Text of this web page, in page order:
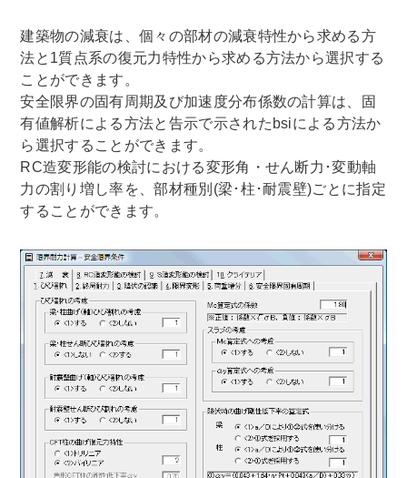
建築物の減衰は、個々の部材の減衰特性から求める方
法と1質点系の復元力特性から求める方法から選択する
ことができます。
安全限界の固有周期及び加速度分布係数の計算は、固
有値解析による方法と告示で示されたbsiによる方法か
ら選択することができます。
RC造変形能の検討における変形角・せん断力･変動軸
力の割り増し率を、部材種別(梁･柱･耐震壁)ごとに指定
することができます。